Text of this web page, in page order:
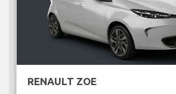
RENAULT ZOE